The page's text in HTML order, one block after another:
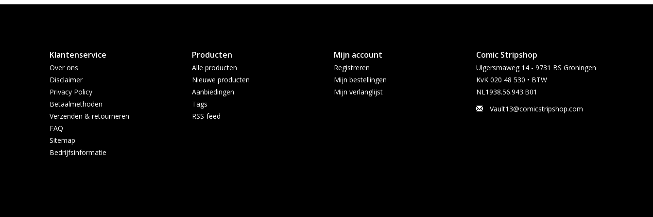
Klantenservice
Over ons
Disclaimer
Privacy Policy
Betaalmethoden
Verzenden & retourneren
FAQ
Sitemap
Bedrijfsinformatie
Producten
Alle producten
Nieuwe producten
Aanbiedingen
Tags
RSS-feed
Mijn account
Registreren
Mijn bestellingen
Mijn verlanglijst
Comic Stripshop
Ulgersmaweg 14 - 9731 BS Groningen
KvK 020 48 530 • BTW
NL1938.56.943.B01
Vault13@comicstripshop.com